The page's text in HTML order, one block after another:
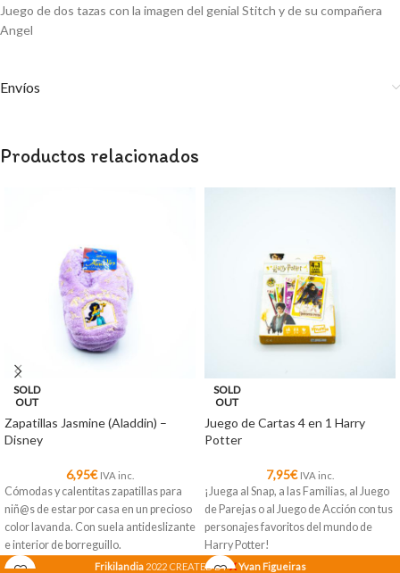
Juego de dos tazas con la imagen del genial Stitch y de su compañera
Angel
Envíos
Productos relacionados
SOLD
OUT
Zapatillas Jasmine (Aladdin) –
Disney
6,95€ IVA inc.
Cómodas y calentitas zapatillas para
niñ@s de estar por casa en un precioso
color lavanda. Con suela antideslizante
e interior de borreguillo.
SOLD
OUT
Juego de Cartas 4 en 1 Harry
Potter
7,95€ IVA inc.
¡Juega al Snap, a las Familias, al Juego
de Parejas o al Juego de Acción con tus
personajes favoritos del mundo de
Harry Potter!
Frikilandia 2022 CREATED BYXYvan Figueiras